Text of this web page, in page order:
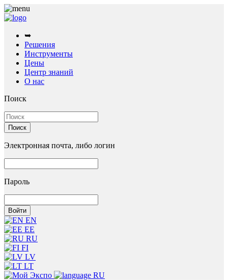
➥
Решения
Инструменты
Цены
Центр знаний
О нас
Поиск
Электронная почта, либо логин
Пароль
EN
EE
RU
FI
LV
LT
RU